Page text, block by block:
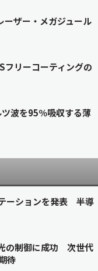
ザー・メガジュール
フリーコーティングの
波を95％吸収する薄
ーションを発表 半導
の制御に成功 次世代
待